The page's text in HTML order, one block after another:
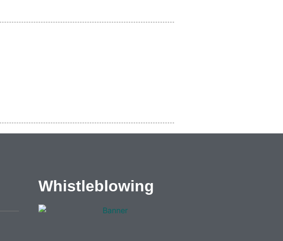
Whistleblowing